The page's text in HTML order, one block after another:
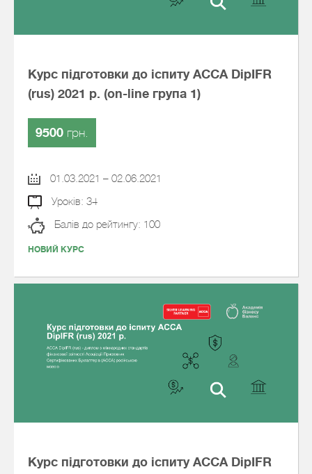
Курс підготовки до іспиту АССА DipIFR
(rus) 2021 р. (on-line група 1)
9500 грн.
01.03.2021 – 02.06.2021
Уроків: 34
Балів до рейтингу: 100
НОВИЙ КУРС
Курс підготовки до іспиту АССА DipIFR